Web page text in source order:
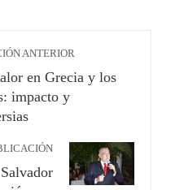
ANTERIOR
en Grecia y los
impacto y